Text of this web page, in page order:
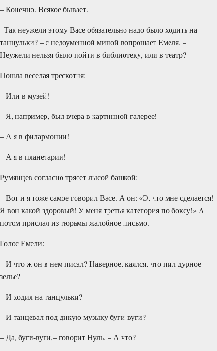
– Конечно. Всякое бывает.
–Так неужели этому Васе обязательно надо было ходить на
танцульки? – с недоуменной миной вопрошает Емеля. –
Неужели нельзя было пойти в библиотеку, или в театр?
Пошла веселая трескотня:
– Или в музей!
– Я, например, был вчера в картинной галерее!
– А я в филармонии!
– А я в планетарии!
Румянцев согласно трясет лысой башкой:
– Вот и я тоже самое говорил Васе. А он: «Э, что мне сделается!
Я вон какой здоровый! У меня третья категория по боксу!» А
потом прислал из тюрьмы жалобное письмо.
Голос Емели:
– И что ж он в нем писал? Наверное, каялся, что пил дурное
зелье?
– И ходил на танцульки?
– И танцевал под дикую музыку буги-вуги?
– Да, буги-вуги,– говорит Нуль. – А что?